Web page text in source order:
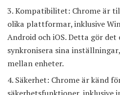
Kompatibilitet: Chrome är
olika plattformar, inklusive
Android och iOS. Detta gör
synkronisera sina
mellan enheter.
Säkerhet: Chrome är känd